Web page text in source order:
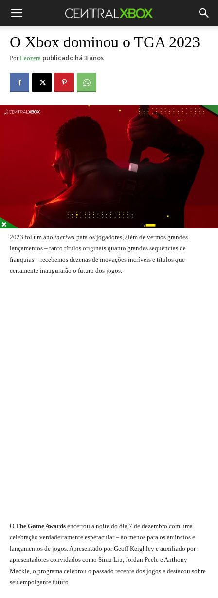
O Xbox dominou o TGA 2023
Por Leozera publicado há 3 anos
2023 foi um ano incrível para os jogadores, além de vermos grandes
lançamentos – tanto títulos originais quanto grandes sequências de
franquias – recebemos dezenas de inovações incríveis e títulos que
certamente inaugurarão o futuro dos jogos.
O The Game Awards encerrou a noite do dia 7 de dezembro com uma
celebração verdadeiramente espetacular – ao menos para os anúncios e
lançamentos de jogos. Apresentado por Geoff Keighley e auxiliado por
apresentadores convidados como Simu Liu, Jordan Peele e Anthony
Mackie, o programa celebrou o passado recente dos jogos e destacou sobre
seu empolgante futuro.